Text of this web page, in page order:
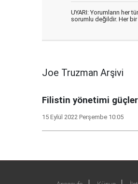
UYARI: Yorumların her
sorumlu değildir. Her bir
Joe Truzman Arşivi
Filistin yönetimi
15 Eylül 2022 Perşembe 10:05